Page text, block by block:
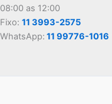
08:00 as 12:00
Fixo: 11 3993-2575
WhatsApp: 11 99776-1016